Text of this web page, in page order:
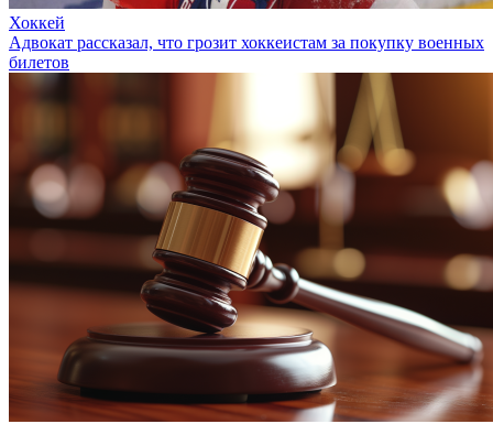
Хоккей
Адвокат рассказал, что грозит хоккеистам за покупку военных
билетов